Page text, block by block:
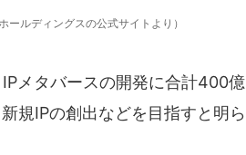
ルディングスの公式サイトより）
メタバースの開発に合計400億
規IPの創出などを目指すと明ら